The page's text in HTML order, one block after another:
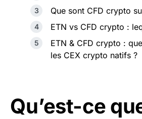
Que sont CFD crypto
ETN vs CFD crypto :
ETN & CFD crypto :
les CEX crypto natifs ?
Qu’est-ce